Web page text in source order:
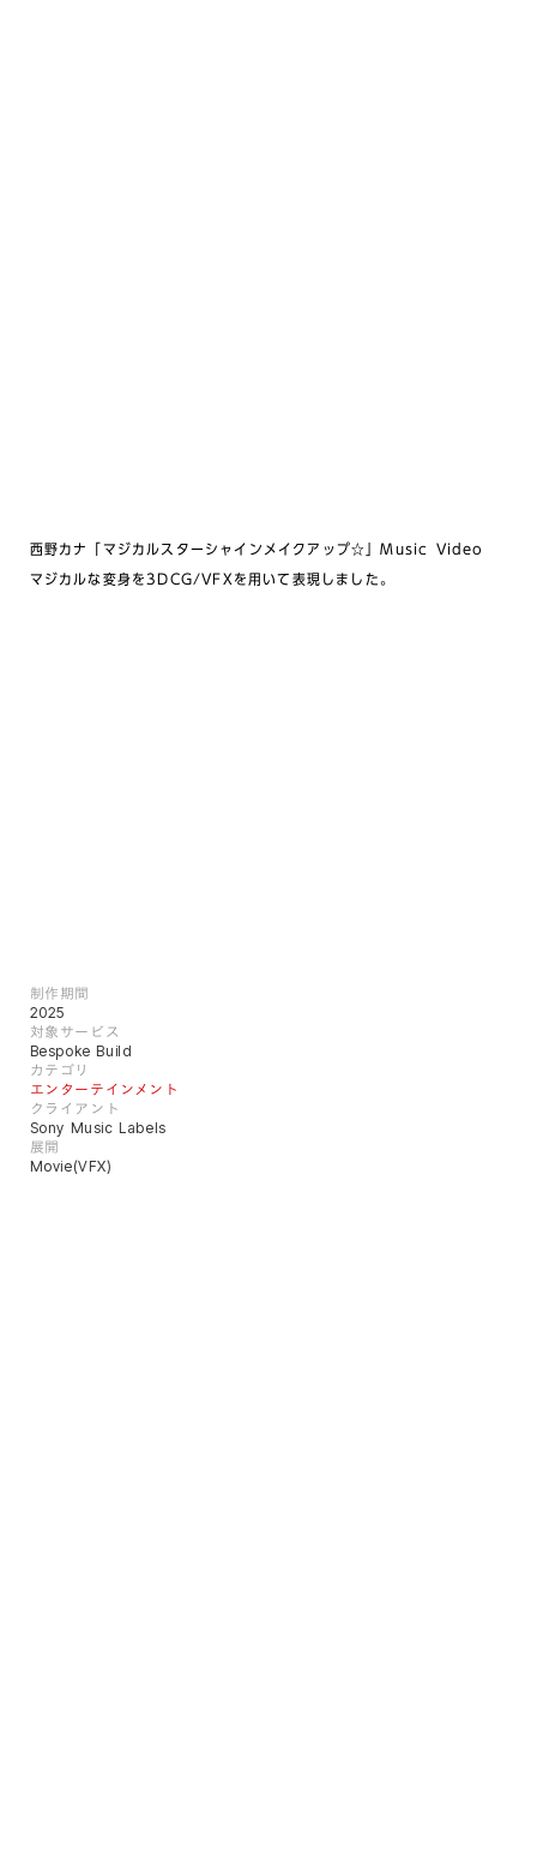
西野カナ「マジカルスターシャインメイクアップ☆」Music Video
マジカルな変身を3DCG/VFXを用いて表現しました。
制作期間
2025
対象サービス
Bespoke Build
カテゴリ
エンターテインメント
クライアント
Sony Music Labels
展開
Movie(VFX)